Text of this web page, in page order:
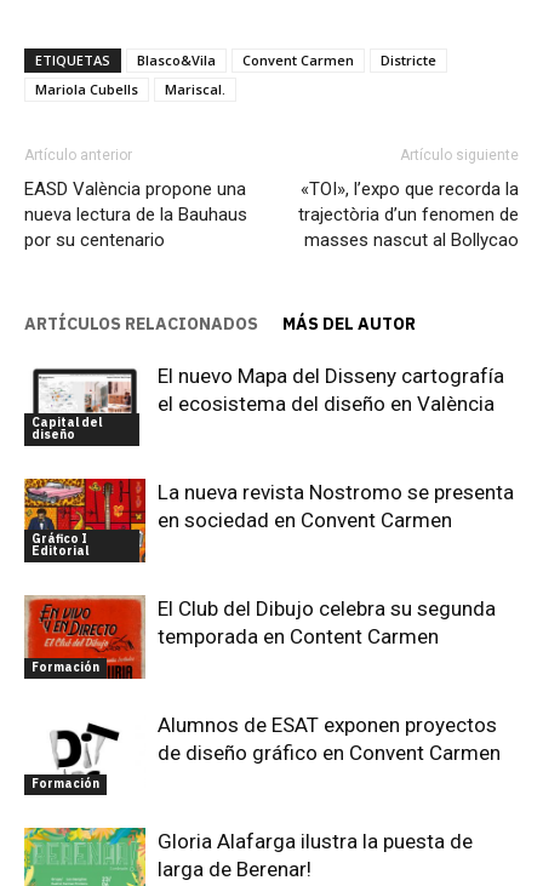
ETIQUETAS Blasco&Vila Convent Carmen
Districte
Mariola Cubells
Mariscal.
Artículo anterior
EASD València propone una
nueva lectura de la Bauhaus
por su centenario
Artículo siguiente
«TOI», l’expo que recorda la
trajectòria d’un fenomen de
masses nascut al Bollycao
ARTÍCULOS RELACIONADOS MÁS DEL AUTOR
Capital del
diseño
El nuevo Mapa del Disseny cartografía
el ecosistema del diseño en València
Gráfico I
Editorial
La nueva revista Nostromo se presenta
en sociedad en Convent Carmen
Formación
El Club del Dibujo celebra su segunda
temporada en Content Carmen
Formación
Alumnos de ESAT exponen proyectos
de diseño gráfico en Convent Carmen
Gloria Alafarga ilustra la puesta de
larga de Berenar!